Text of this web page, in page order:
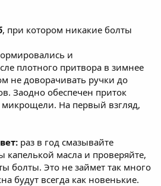
, при котором никакие болты
и
плотного притвора в зимнее
не доворачивать ручки до
Заодно обеспечен приток
микрощели. На первый взгляд,
раз в год смазывайте
масла и проверяйте,
болты. Это не займет так много
будут всегда как новенькие.